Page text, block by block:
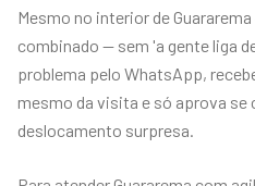
Mesmo no interior de
combinado — sem 'a gente liga
problema pelo WhatsApp,
mesmo da visita e só aprova
deslocamento surpresa.